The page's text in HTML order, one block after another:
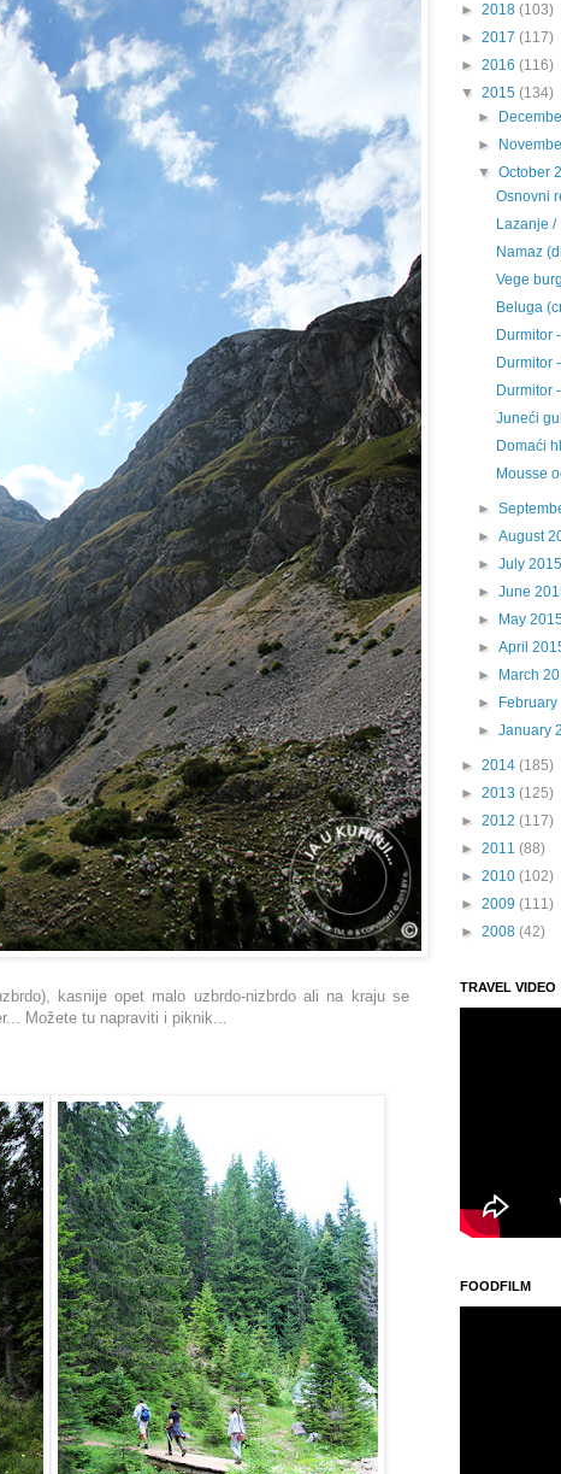
kasnije opet malo uzbrdo-nizbrdo ali na kraju se
Možete tu napraviti i piknik...
► 2018 (103)
► 2017 (117)
► 2016 (116)
▼ 2015 (134)
►
►
▼ October
Osnovni
Lazanje
Namaz
Vege
Beluga
Durmitor
Durmitor
Durmitor
Juneći
Domaći
Mousse
►
►August
►July
►June
►
May
►April
►
March
►
►January
► 2014 (185)
► 2013 (125)
► 2012 (117)
► 2011 (88)
► 2010 (102)
► 2009 (111)
► 2008 (42)
TRAVEL VIDEO
FOODFILM